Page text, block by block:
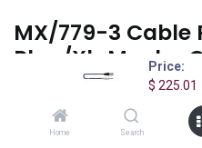
Price:
$ 225.01
Home Search
MX/779-3 Cable
Plug/Xlr Macho
(0 reseña)
El Quik Lok MX/779-3 es un
metros con conectores Plug